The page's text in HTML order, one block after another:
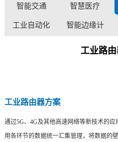
天猫商城
淘宝商城
智能交通 智慧医疗
工业自动化 智能边缘计
算
工业路
工业路由器方案
通过5G、4G及其他高速网络等新技术的应
用各环节的数据统一汇集管理，将数据的